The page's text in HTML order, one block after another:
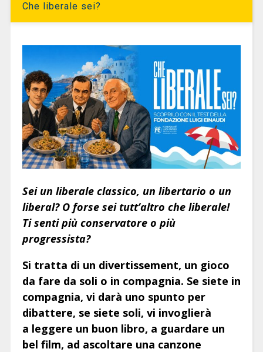
Che liberale sei?
Sei un liberale classico, un libertario o un
liberal? O forse sei tutt’altro che liberale!
Ti senti più conservatore o più
progressista?
Si tratta di un divertissement, un gioco
da fare da soli o in compagnia. Se siete in
compagnia, vi darà uno spunto per
dibattere, se siete soli, vi invoglierà
a leggere un buon libro, a guardare un
bel film, ad ascoltare una canzone